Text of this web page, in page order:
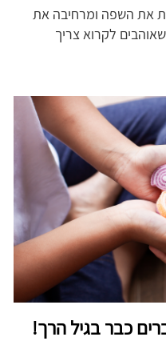
את השפה ומרחיבה את
לקרוא צריך
כבר בגיל הרך!